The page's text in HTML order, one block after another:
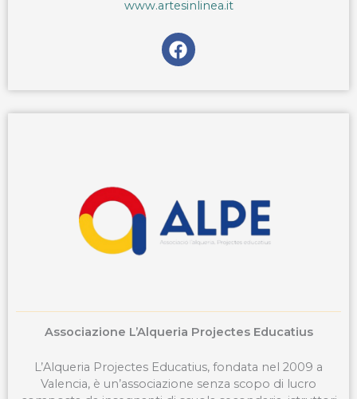
www.artesinlinea.it
F
a
e
b
Associazione L’Alqueria Projectes Educatius
L’Alqueria Projectes Educatius, fondata nel 2009 a
Valencia, è un’associazione senza scopo di lucro